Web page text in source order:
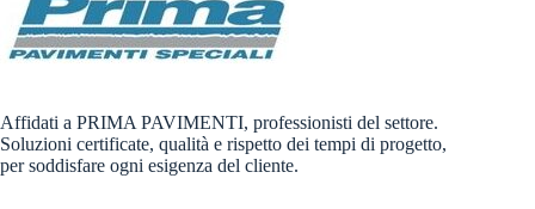
Affidati a PRIMA PAVIMENTI, professionisti del settore.
Soluzioni certificate, qualità e rispetto dei tempi di progetto,
per soddisfare ogni esigenza del cliente.